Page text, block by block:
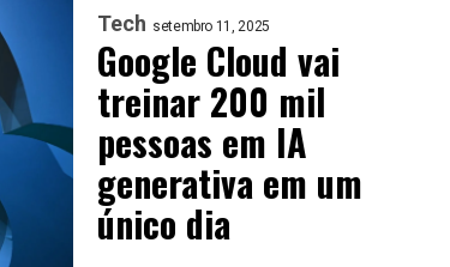
Tech setembro 11, 2025
Google Cloud vai
treinar 200 mil
pessoas em IA
generativa em um
único dia